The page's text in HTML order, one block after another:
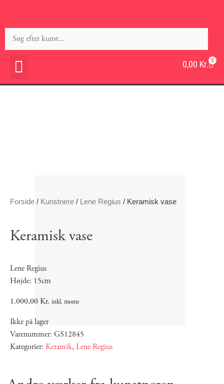
0,00 Kr. 0
Forside / Kunstnere / Lene Regius / Keramisk vase
Keramisk vase
Lene Regius
Højde: 15cm
1.000,00Kr. inkl. moms
Ikke på lager
Varenummer: GS12845
Kategorier: Keramik, Lene Regius